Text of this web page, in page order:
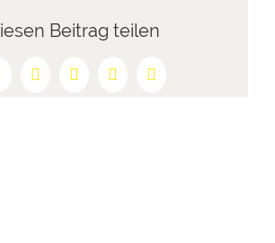
Beitrag teilen
X RedditLinkedInPinterest